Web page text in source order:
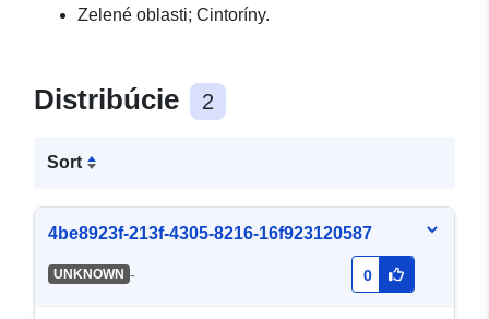
Zelené oblasti; Cintoríny.
Distribúcie 2
Sort
4be8923f-213f-4305-8216-16f923120587
UNKNOWN - 0